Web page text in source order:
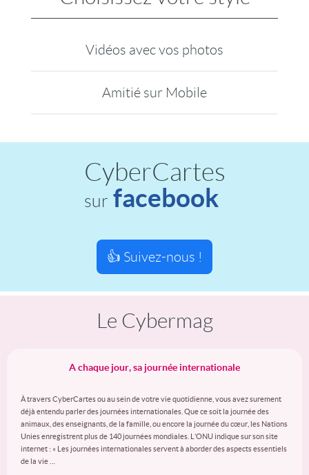
Vidéos avec vos photos
Amitié sur Mobile
CyberCartes
sur facebook
👍 Suivez-nous !
Le Cybermag
A chaque jour, sa journée internationale
À travers CyberCartes ou au sein de votre vie quotidienne, vous avez surement
déjà entendu parler des journées internationales. Que ce soit la journée des
animaux, des enseignants, de la famille, ou encore la journée du cœur, les Nations
Unies enregistrent plus de 140 journées mondiales. L’ONU indique sur son site
internet : « Les journées internationales servent à aborder des aspects essentiels
de la vie …